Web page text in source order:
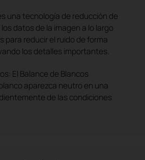
una tecnología de reducción de
datos de la imagen a lo largo
para reducir el ruido de forma
los detalles importantes.
El Balance de Blancos
aparezca neutro en una
de las condiciones